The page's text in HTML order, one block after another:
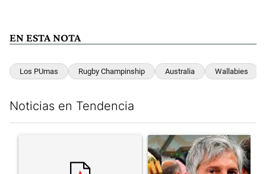
EN ESTA NOTA
Los PUmas Rugby Champinship Australia Wallabies
Noticias en Tendencia
Un artículo de tendencia con el título "" con 30 comentarios.
Un artículo de tendencia con